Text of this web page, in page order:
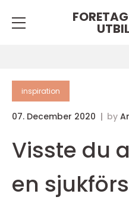
inspiration
07. December 2020 by
Visste du
en